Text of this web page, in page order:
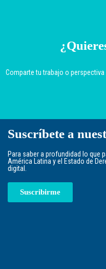
Comparte tu trabajo o
Suscríbete a
Para saber a profundidad lo que
América Latina y el Estado de
digital.
Suscribirme